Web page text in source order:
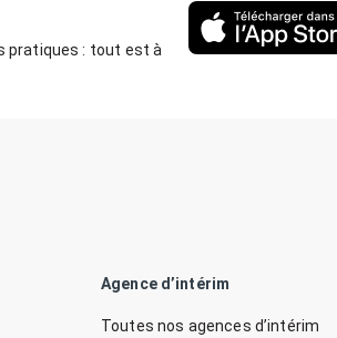
pratiques : tout est à
Agence d’intérim
Toutes nos agences d’intérim